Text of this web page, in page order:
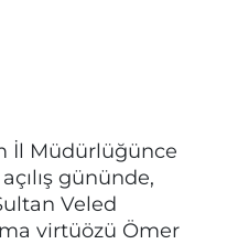
İl Müdürlüğünce
gününde,
Veled
virtüözü Ömer